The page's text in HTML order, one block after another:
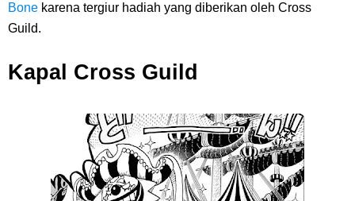
Bone karena tergiur hadiah yang diberikan oleh Cross
Guild.
Kapal Cross Guild